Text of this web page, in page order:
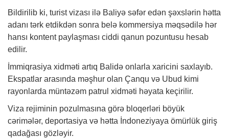
Bildirilib ki, turist vizası ilə Baliyə səfər edən şəxslərin hətta
adanı tərk etdikdən sonra belə kommersiya məqsədilə hər
hansı kontent paylaşması ciddi qanun pozuntusu hesab
edilir.
İmmiqrasiya xidməti artıq Balidə onlarla xaricini saxlayıb.
Ekspatlar arasında məşhur olan Çanqu və Ubud kimi
rayonlarda müntəzəm patrul xidməti həyata keçirilir.
Viza rejiminin pozulmasına görə bloqerləri böyük
cərimələr, deportasiya və hətta İndoneziyaya ömürlük giriş
qadağası gözləyir.